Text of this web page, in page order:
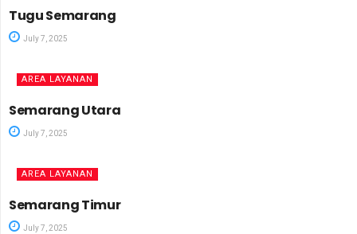
Tugu Semarang
July 7, 2025
AREA LAYANAN
Semarang Utara
July 7, 2025
AREA LAYANAN
Semarang Timur
July 7, 2025